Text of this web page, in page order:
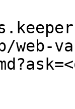
web-